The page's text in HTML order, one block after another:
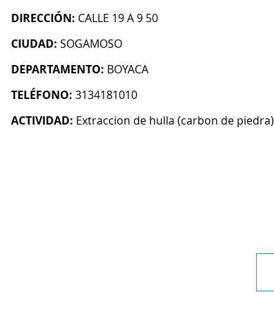
DIRECCIÓN: CALLE 19 A 9 50
CIUDAD: SOGAMOSO
DEPARTAMENTO: BOYACA
TELÉFONO: 3134181010
ACTIVIDAD: Extraccion de hulla (carbon de piedra)